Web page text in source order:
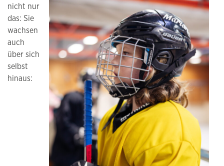
nicht nur
das: Sie
wachsen
auch
über sich
selbst
hinaus: